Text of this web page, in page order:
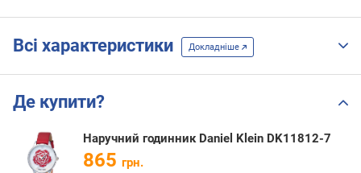
Всі характеристики Докладніше
Де купити?
Наручний годинник Daniel Klein DK11812-7
865 грн.